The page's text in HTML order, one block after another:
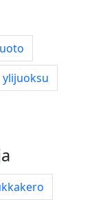
ylijuoksu